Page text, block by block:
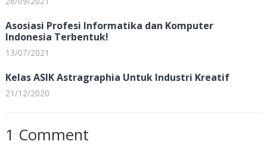
Asosiasi Profesi Informatika dan Komputer
Indonesia Terbentuk!
13/07/2021
Kelas ASIK Astragraphia Untuk Industri Kreatif
21/12/2020
1 Comment